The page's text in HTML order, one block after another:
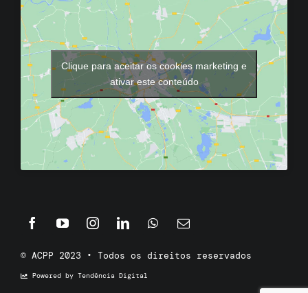
Clique para aceitar os cookies marketing e
ativar este conteúdo
© ACPP 2023 • Todos os direitos reservados
Powered by Tendência Digital